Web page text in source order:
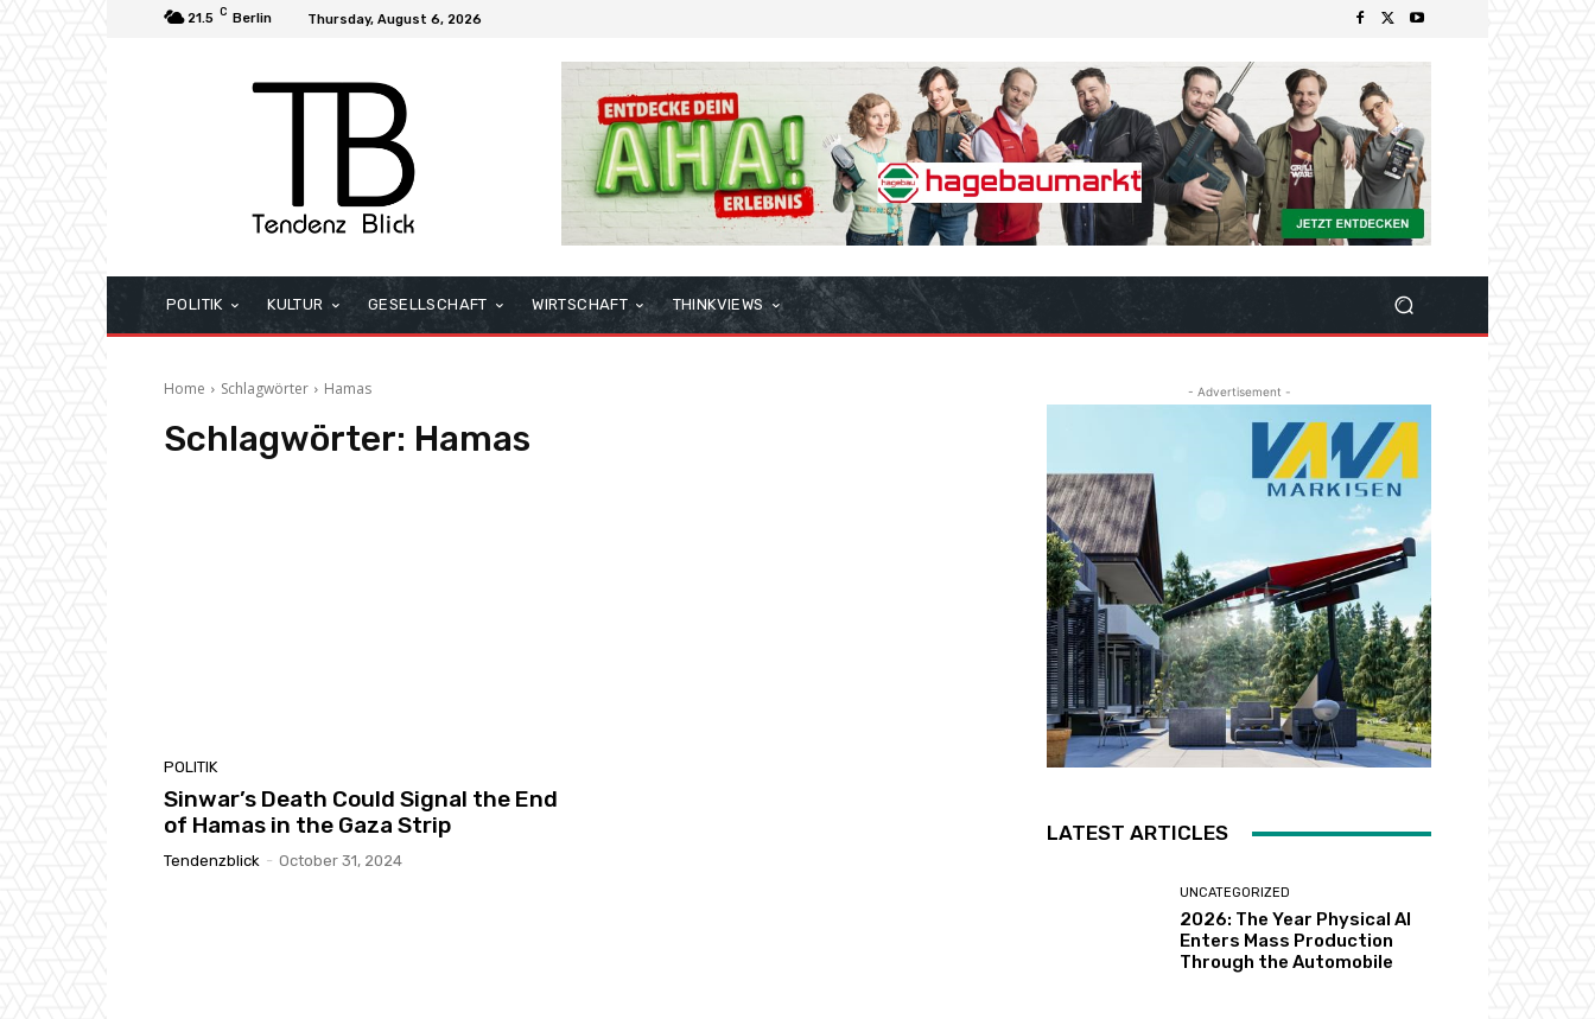
21.5 C Berlin Thursday, August 6, 2026
POLITIK KULTUR GESELLSCHAFT WIRTSCHAFT THINKVIEWS
Home Schlagwörter Hamas
Schlagwörter: Hamas
POLITIK
Sinwar’s Death Could Signal the End
of Hamas in the Gaza Strip
Tendenzblick - October 31, 2024
- Advertisement -
LATEST ARTICLES
UNCATEGORIZED
2026: The Year Physical AI
Enters Mass Production
Through the Automobile